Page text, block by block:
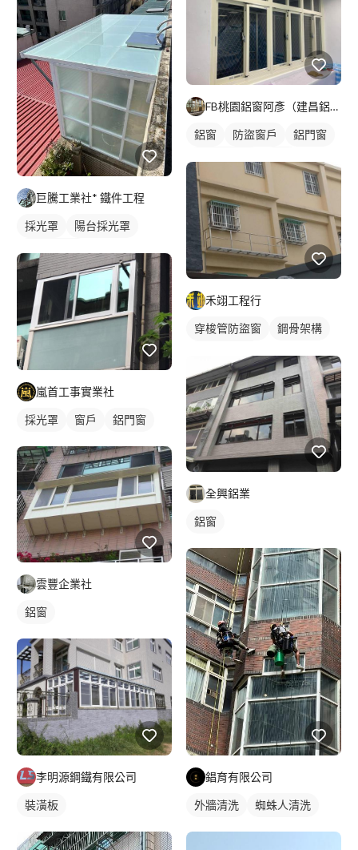
巨騰工業社* 鐵件工程
採光罩
陽台採光罩
玻璃採光罩
嵐首工事實業社
採光罩 窗戶 鋁門窗
雲豐企業社
鋁窗
李明源鋼鐵有限公司
裝潢板
FB桃園鋁窗阿彥（建昌鋁門窗）
鋁窗 防盜窗戶
鋁門窗
玻璃鋁門
禾翊工程行
穿梭管防盜窗
鋼骨架構
全興鋁業
鋁窗
錩育有限公司
外牆清洗 蜘蛛人清洗